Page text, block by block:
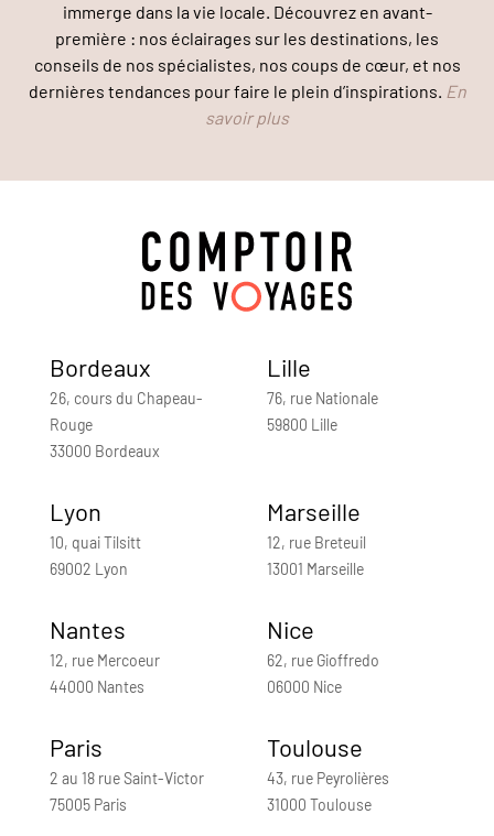
immerge dans la vie locale. Découvrez en avant-
première : nos éclairages sur les destinations, les
conseils de nos spécialistes, nos coups de cœur, et nos
dernières tendances pour faire le plein d’inspirations. En
savoir plus
Bordeaux
26, cours du Chapeau-
Rouge
33000 Bordeaux
Lille
76, rue Nationale
59800 Lille
Lyon
10, quai Tilsitt
69002 Lyon
Marseille
12, rue Breteuil
13001 Marseille
Nantes
12, rue Mercoeur
44000 Nantes
Nice
62, rue Gioffredo
06000 Nice
Paris
2 au 18 rue Saint-Victor
75005 Paris
Toulouse
43, rue Peyrolières
31000 Toulouse